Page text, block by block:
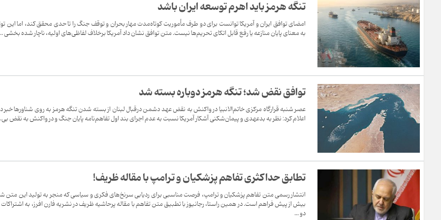
تنگه هرمز باید اهرم توسعه ایران باشد
امضای توافق ایران و آمریکا توانست برای دو طرف مأموریت کوتاه‌مدت مهار بحران و توقف جنگ را تا حدی محقق کند، اما این
به معنای پایان منازعه یا رفع قابل اتکای تحریم‌ها نیست. متن توافق نشان داد آمریکا برخلاف لفاظی‌های اولیه، ناچار شده بخشی
توافق نقض شد؛‌ تنگه هرمز دوباره بسته شد
عصر شنبه قرارگاه مرکزی خاتم‌الانبیا در واکنش به نقض عهد دشمن درقبال لبنان از بسته شدن تنگه هرمز به روی شناورها خبر
اعلام کرد: نظر به بدعهدی‌ و پیمان‌شکنی آشکار آمریکا نسبت به عدم اجرای بند اول تفاهم‌نامه پایان جنگ و در واکنش به نقض
تطابق حداکثری تفاهم پزشکیان و ترامپ با مقاله ظریف!
انتشار رسمی متن تفاهم پزشکیان و ترامپ، فرصت مناسبی برای ردیابی سرنخ‌های فکری و سیاسی که منجر به تولید این متن
بیش از پیش فراهم است. در همین راستا، رجانیوز با تطبیق متن تفاهم با مقاله پرحاشیه ظریف در نشریه فارن افرز، به
دو ...